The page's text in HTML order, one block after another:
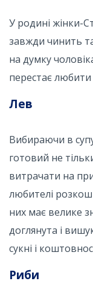
У родині жінки-
завжди чинить
на думку
перестає любити
Лев
Вибираючи в
готовий не
витрачати на
любителі
них має велике
доглянута і
сукні і
Риби